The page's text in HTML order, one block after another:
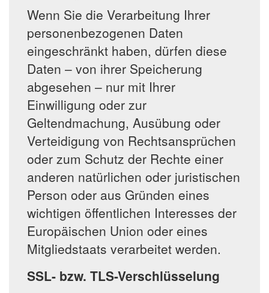
Wenn Sie die Verarbeitung Ihrer
personenbezogenen Daten
eingeschränkt haben, dürfen diese
Daten – von ihrer Speicherung
abgesehen – nur mit Ihrer
Einwilligung oder zur
Geltendmachung, Ausübung oder
Verteidigung von Rechtsansprüchen
oder zum Schutz der Rechte einer
anderen natürlichen oder juristischen
Person oder aus Gründen eines
wichtigen öffentlichen Interesses der
Europäischen Union oder eines
Mitgliedstaats verarbeitet werden.
SSL- bzw. TLS-Verschlüsselung